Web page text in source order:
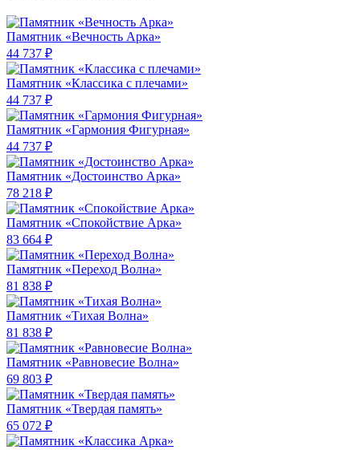
Памятник «Вечность Арка»
44 737 ₽
Памятник «Классика c плечами»
44 737 ₽
Памятник «Гармония Фигурная»
44 737 ₽
Памятник «Достоинство Арка»
78 218 ₽
Памятник «Спокойствие Арка»
83 664 ₽
Памятник «Переход Волна»
81 838 ₽
Памятник «Тихая Волна»
81 838 ₽
Памятник «Равновесие Волна»
69 803 ₽
Памятник «Твердая память»
65 072 ₽